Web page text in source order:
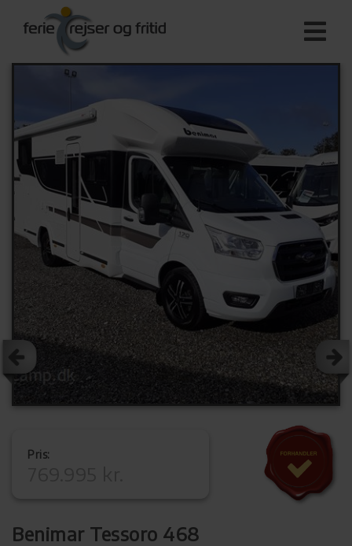
Pris:
Benimar Tessoro 468